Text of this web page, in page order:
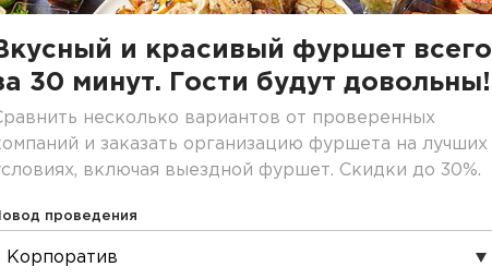
и красивый фуршет всего
30 минут. Гости будут довольны!
несколько вариантов от проверенных
и заказать организацию фуршета на лучших
включая выездной фуршет. Скидки до 30%.
проведения